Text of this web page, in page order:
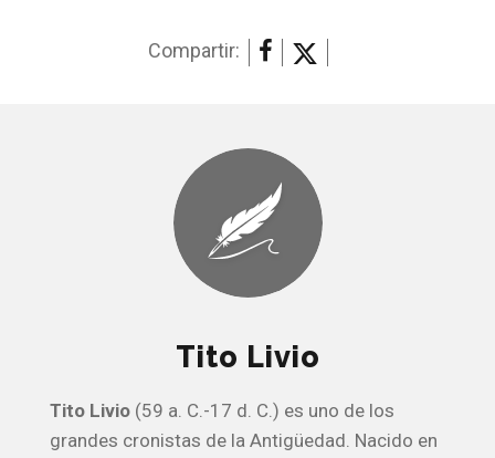
Compartir:
Tito Livio
Tito Livio(59 a. C.-17 d. C.) es uno de los
grandes cronistas de la Antigüedad. Nacido en